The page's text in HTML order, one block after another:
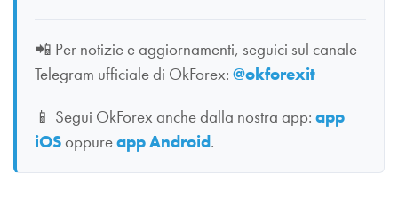
📲 Per notizie e aggiornamenti, seguici sul canale
Telegram ufficiale di OkForex: @okforexit
📱 Segui OkForex anche dalla nostra app: app
iOSoppureapp Android.